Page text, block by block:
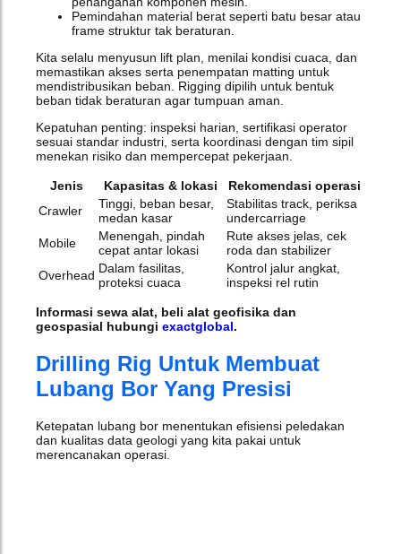
Pemindahan material berat seperti batu besar atau
frame struktur tak beraturan.
Kita selalu menyusun lift plan, menilai kondisi cuaca, dan
memastikan akses serta penempatan matting untuk
mendistribusikan beban. Rigging dipilih untuk bentuk
beban tidak beraturan agar tumpuan aman.
Kepatuhan penting: inspeksi harian, sertifikasi operator
sesuai standar industri, serta koordinasi dengan tim sipil
menekan risiko dan mempercepat pekerjaan.
Jenis Kapasitas & lokasi
Rekomendasi operasi
Crawler
Tinggi, beban besar,
medan kasar
Stabilitas track, periksa
undercarriage
Mobile
Menengah, pindah
cepat antar lokasi
Rute akses jelas, cek
roda dan stabilizer
Overhead Dalam fasilitas,
proteksi cuaca
Kontrol jalur angkat,
inspeksi rel rutin
Informasi sewa alat, beli alat geofisika dan
geospasial hubungi exactglobal.
Drilling Rig Untuk Membuat
Lubang Bor Yang Presisi
Ketepatan lubang bor menentukan efisiensi peledakan
dan kualitas data geologi yang kita pakai untuk
merencanakan operasi.